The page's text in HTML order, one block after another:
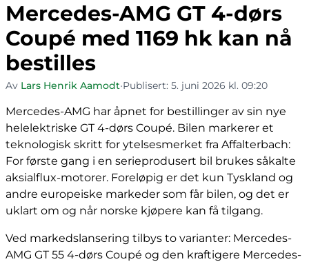
Mercedes-AMG GT 4-dørs
Coupé med 1169 hk kan nå
bestilles
Av Lars Henrik Aamodt•Publisert: 5. juni 2026 kl. 09:20
Mercedes-AMG har åpnet for bestillinger av sin nye
helelektriske GT 4-dørs Coupé. Bilen markerer et
teknologisk skritt for ytelsesmerket fra Affalterbach:
For første gang i en serieprodusert bil brukes såkalte
aksialflux-motorer. Foreløpig er det kun Tyskland og
andre europeiske markeder som får bilen, og det er
uklart om og når norske kjøpere kan få tilgang.
Ved markedslansering tilbys to varianter: Mercedes-
AMG GT 55 4-dørs Coupé og den kraftigere Mercedes-